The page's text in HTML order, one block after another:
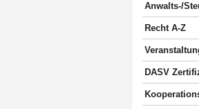
Anwalts-/
Recht A-Z
DASV